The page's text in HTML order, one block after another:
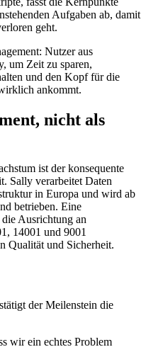
Aufgaben ab, damit
geht.
Nutzer aus
um Zeit zu sparen,
und den Kopf für die
ankommt.
nicht als
ist der konsequente
Sally verarbeitet Daten
in Europa und wird ab
betrieben. Eine
Ausrichtung an
14001 und 9001
Qualität und Sicherheit.
der Meilenstein die
wir ein echtes Problem